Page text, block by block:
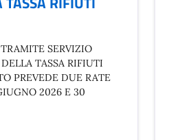
SERVIZIO
TASSA RIFIUTI
PREVEDE DUE RATE
2026 E 30